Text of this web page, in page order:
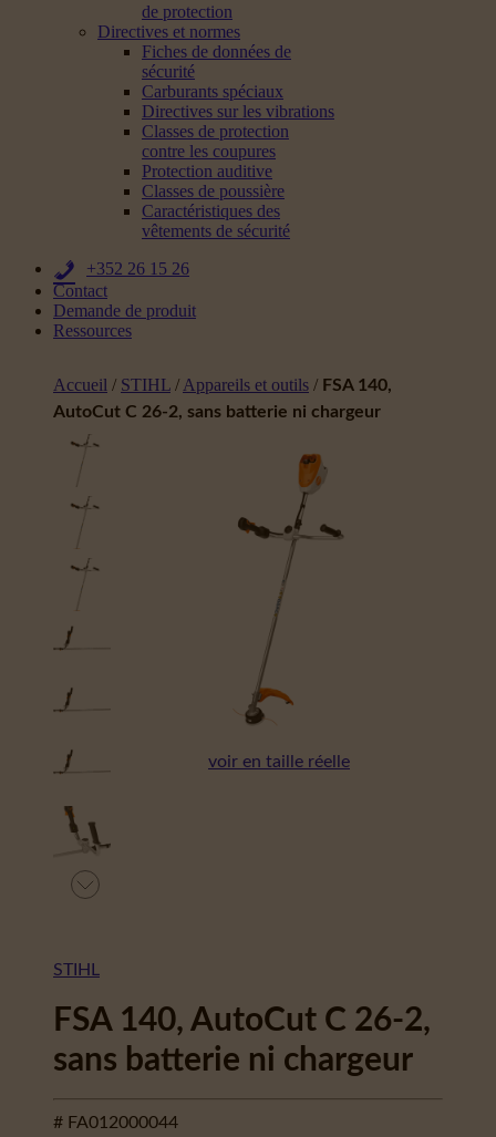
de protection
Directives et normes
Fiches de données de
sécurité
Carburants spéciaux
Directives sur les vibrations
Classes de protection
contre les coupures
Protection auditive
Classes de poussière
Caractéristiques des
vêtements de sécurité
+352 26 15 26
Contact
Demande de produit
Ressources
Accueil / STIHL / Appareils et outils / FSA 140,
AutoCut C 26-2, sans batterie ni chargeur
voir en taille réelle
STIHL
FSA 140, AutoCut C 26-2,
sans batterie ni chargeur
# FA012000044